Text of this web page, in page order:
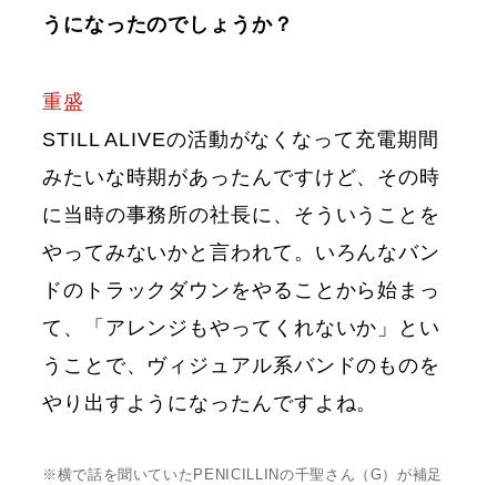
うになったのでしょうか？
重盛
STILL ALIVEの活動がなくなって充電期間
みたいな時期があったんですけど、その時
に当時の事務所の社長に、そういうことを
やってみないかと言われて。いろんなバン
ドのトラックダウンをやることから始まっ
て、「アレンジもやってくれないか」とい
うことで、ヴィジュアル系バンドのものを
やり出すようになったんですよね。
※横で話を聞いていたPENICILLINの千聖さん（G）が補足